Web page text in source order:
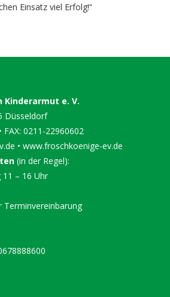
Einsatz viel Erfolg!“
Kinderarmut e. V.
Düsseldorf
FAX: 0211-22960602
• www.froschkoenige-ev.de
(in der Regel):
– 16 Uhr
Terminvereinbarung